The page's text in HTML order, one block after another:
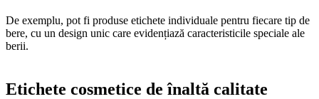
De exemplu, pot fi produse etichete individuale pentru fiecare tip de
bere, cu un design unic care evidențiază caracteristicile speciale ale
berii.
Etichete cosmetice de înaltă calitate